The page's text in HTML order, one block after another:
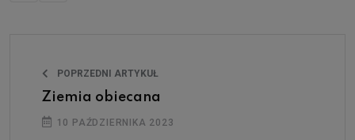
POPRZEDNI ARTYKUŁ
Ziemia obiecana
10 PAŹDZIERNIKA 2023